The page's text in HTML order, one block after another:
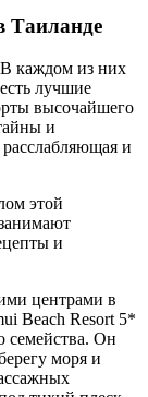
Таиланде
каждом из них
лучшие
высочайшего
и
и
этой
и
центрами в
Beach Resort 5*
семейства. Он
моря и